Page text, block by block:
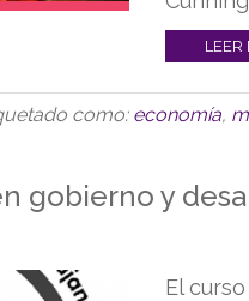
LEER
como: economía,
gobierno y
El